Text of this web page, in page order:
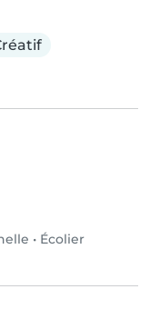
• Écolier